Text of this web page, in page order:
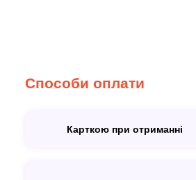
Способи оплати
Карткою при отриманні